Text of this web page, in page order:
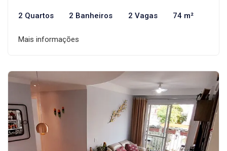
2 Quartos 2 Banheiros 2 Vagas 74 m²
Mais informações